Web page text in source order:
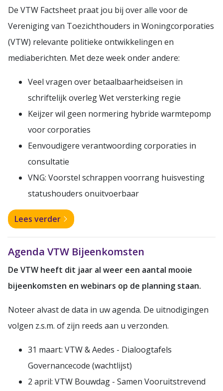
De VTW Factsheet praat jou bij over alle voor de
Vereniging van Toezichthouders in Woningcorporaties
(VTW) relevante politieke ontwikkelingen en
mediaberichten. Met deze week onder andere:
Veel vragen over betaalbaarheidseisen in
schriftelijk overleg Wet versterking regie
Keijzer wil geen normering hybride warmtepomp
voor corporaties
Eenvoudigere verantwoording corporaties in
consultatie
VNG: Voorstel schrappen voorrang huisvesting
statushouders onuitvoerbaar
Lees verder
Agenda VTW Bijeenkomsten
De VTW heeft dit jaar al weer een aantal mooie
bijeenkomsten en webinars op de planning staan.
Noteer alvast de data in uw agenda. De uitnodigingen
volgen z.s.m. of zijn reeds aan u verzonden.
31 maart: VTW & Aedes - Dialoogtafels
Governancecode (wachtlijst)
2 april: VTW Bouwdag - Samen Vooruitstrevend